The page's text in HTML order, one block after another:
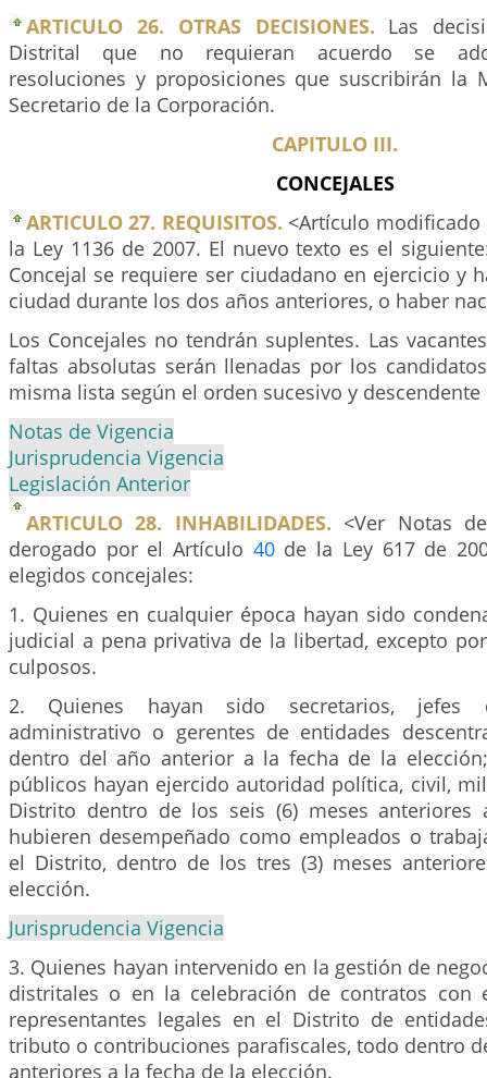
ARTICULO 26. OTRAS DECISIONES. Las
Distrital que no requieran acuerdo se
resoluciones y proposiciones que suscribirán la
Secretario de la Corporación.
CAPITULO III.
CONCEJALES
ARTICULO 27. REQUISITOS. <Artículo
la Ley 1136 de 2007. El nuevo texto es el
Concejal se requiere ser ciudadano en ejercicio y
ciudad durante los dos años anteriores, o haber
Los Concejales no tendrán suplentes. Las
faltas absolutas serán llenadas por los
misma lista según el orden sucesivo y
Notas de Vigencia
Jurisprudencia Vigencia
Legislación Anterior
ARTICULO 28. INHABILIDADES. <Ver Notas
derogado por el Artículo 40de la Ley 617 de
elegidos concejales:
1. Quienes en cualquier época hayan sido
judicial a pena privativa de la libertad, excepto
culposos.
2. Quienes hayan sido secretarios, jefes
administrativo o gerentes de entidades
dentro del año anterior a la fecha de la
públicos hayan ejercido autoridad política, civil,
Distrito dentro de los seis (6) meses
hubieren desempeñado como empleados o
el Distrito, dentro de los tres (3) meses
elección.
Jurisprudencia Vigencia
3. Quienes hayan intervenido en la gestión de
distritales o en la celebración de contratos con
representantes legales en el Distrito de
tributo o contribuciones parafiscales, todo dentro
anteriores a la fecha de la elección.